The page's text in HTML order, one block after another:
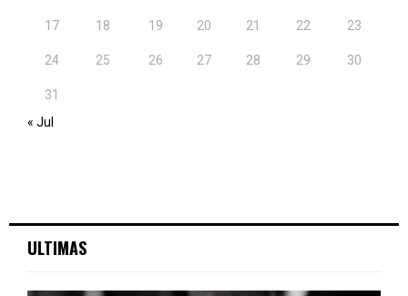
17 18 19 20 21 22 23
24 25 26 27 28 29 30
31
« Jul
ULTIMAS